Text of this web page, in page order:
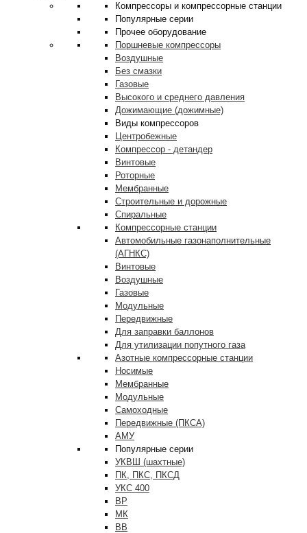
Компрессоры и компрессорные станции
Популярные серии
Прочее оборудование
Поршневые компрессоры
Воздушные
Без смазки
Газовые
Высокого и среднего давления
Дожимающие (дожимные)
Виды компрессоров
Центробежные
Компрессор - детандер
Винтовые
Роторные
Мембранные
Строительные и дорожные
Спиральные
Компрессорные станции
Автомобильные газонаполнительные
(АГНКС)
Винтовые
Воздушные
Газовые
Модульные
Передвижные
Для заправки баллонов
Для утилизации попутного газа
Азотные компрессорные станции
Носимые
Мембранные
Модульные
Самоходные
Передвижные (ПКСА)
АМУ
Популярные серии
УКВШ (шахтные)
ПК, ПКС, ПКСД
УКС 400
ВР
МК
ВВ